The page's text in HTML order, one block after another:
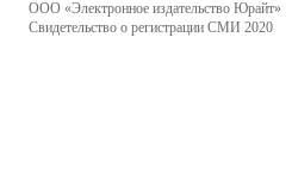
ООО «Электронное издательство Юрайт»
Свидетельство о регистрации СМИ 2020